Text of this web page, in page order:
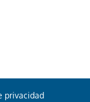
privacidad